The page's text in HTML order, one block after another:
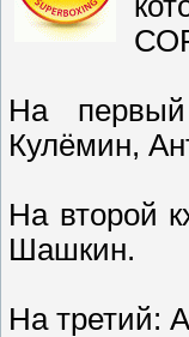
На
Кулёмин,
На второй
Шашкин.
На третий: